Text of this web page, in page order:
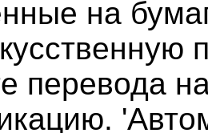
на
перевода